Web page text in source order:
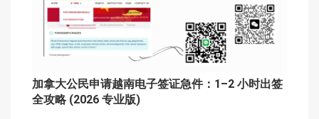
加拿大公民申请越南电子签证急件：1–2 小时出签
全攻略 (2026 专业版)